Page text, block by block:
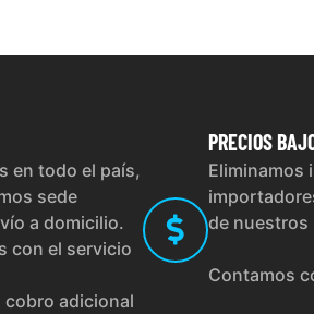
en todo el país,
sede
a domicilio.
con el servicio
cobro adicional
PRECIOS
Eliminamos
de nuestros
Contamos